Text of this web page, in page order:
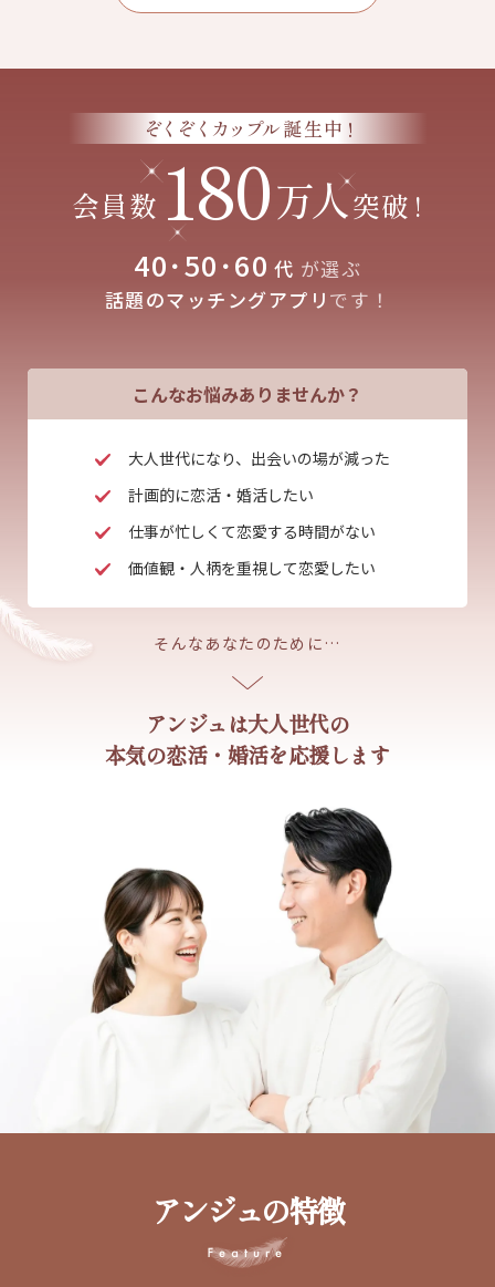
ぞくぞくカップル誕生中 !
会員数 180万人突破 !
40･50･60 代 が選ぶ
話題のマッチングアプリ です！
こんなお悩みありませんか？
大人世代になり、出会いの場が減った
計画的に恋活・婚活したい
仕事が忙しくて恋愛する時間がない
価値観・人柄を重視して恋愛したい
そんなあなたのために…
アンジュは大人世代の
本気の恋活・婚活を応援します
アンジュの特徴